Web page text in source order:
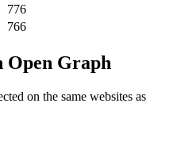
776
766
Open Graph
on the same websites as